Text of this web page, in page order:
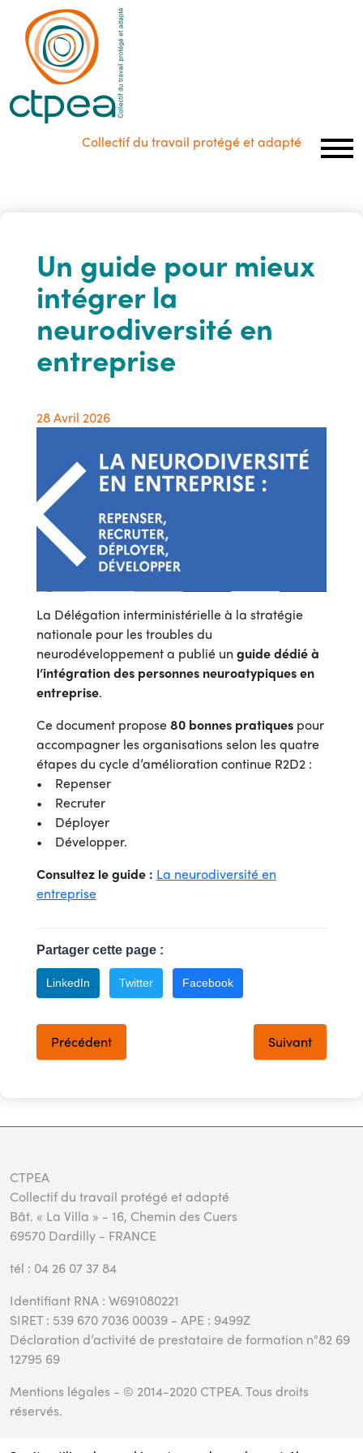
Collectif du travail protégé et adapté
Un guide pour mieux
intégrer la
neurodiversité en
entreprise
28 Avril 2026
La Délégation interministérielle à la stratégie
nationale pour les troubles du
neurodéveloppement a publié un guide dédié à
l’intégration des personnes neuroatypiques en
entreprise.
Ce document propose80 bonnes pratiques pour
accompagner les organisations selon les quatre
étapes du cycle d’amélioration continue R2D2 :
• Repenser
• Recruter
• Déployer
• Développer.
Consultez le guide : La neurodiversité en
entreprise
Partager cette page :
LinkedIn Twitter Facebook
Précédent Suivant
CTPEA
Collectif du travail protégé et adapté
Bât. « La Villa » - 16, Chemin des Cuers
69570 Dardilly - FRANCE
tél : 04 26 07 37 84
Identifiant RNA : W691080221
SIRET : 539 670 7036 00039 - APE : 9499Z
Déclaration d’activité de prestataire de formation n°82 69
12795 69
Mentions légales - © 2014-2020 CTPEA. Tous droits
réservés.
Panneau de gestion des cookies